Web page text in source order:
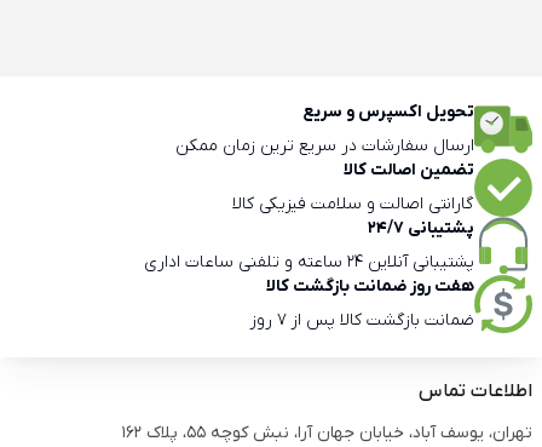
تحویل اکسپرس و سریع
ارسال سفارشات در سریع ترین زمان ممکن
تضمین اصالت کالا
گارانتی اصالت و سلامت فیزیکی کالا
پشتیبانی 24/7
پشتیبانی آنلاین 24 ساعته و تلفنی ساعات اداری
هفت روز ضمانت بازگشت کالا
ضمانت بازگشت کالا پس از 7 روز
اطلاعات تماس
تهران، یوسف آباد، خیابان جهان آرا، نبش کوچه 55، پلاک 162